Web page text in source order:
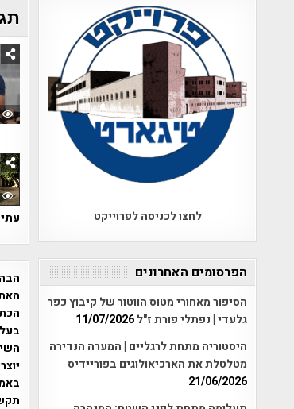
לחצו לכניסה לפרוייקט
הפרסומים האחרונים
הסיפור מאחורי מטוס הווטור של קיבוץ כפר
גלעדי | נפתלי פורת ז"ל11/07/2026
היסטוריה מתחת לרגליים | המערה הנדירה
מטלטלת את הארכיאולוגים בפוריידיס
21/06/2026